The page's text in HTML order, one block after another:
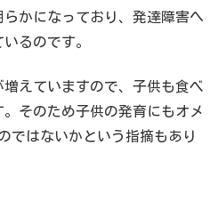
かになっており、発達障害へ
るのです。
えていますので、子供も食べ
そのため子供の発育にもオメ
ではないかという指摘もあり